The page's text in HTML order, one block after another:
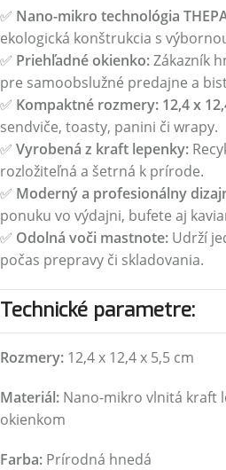
✅ Nano-mikro technológia
ekologická konštrukcia s
✅ Priehľadné okienko:Zákazník
pre samoobslužné predajne a
✅ Kompaktné rozmery: 12,4 x
sendviče, toasty, panini či wrapy.
✅ Vyrobená z kraft lepenky:
rozložiteľná a šetrná k prírode.
✅ Moderný a profesionálny
ponuku vo výdajni, bufete aj
✅ Odolná voči mastnote: Udrží
počas prepravy či skladovania.
Technické parametre:
Rozmery: 12,4 x 12,4 x 5,5 cm
Materiál: Nano-mikro vlnitá kraft
okienkom
Farba: Prírodná hnedá